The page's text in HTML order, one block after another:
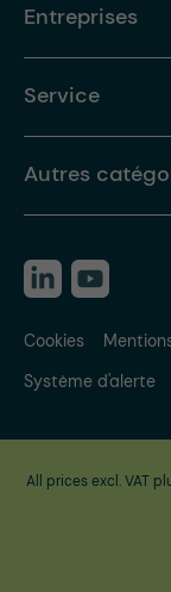
Entreprises
Service
Autres
Cookies
Système d'alerte
All prices excl. VAT